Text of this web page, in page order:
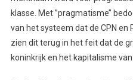
klasse. Met ’’pragmatisme’’
van het systeem dat de CPN en
zien dit terug in het feit dat de
koninkrijk en het kapitalisme